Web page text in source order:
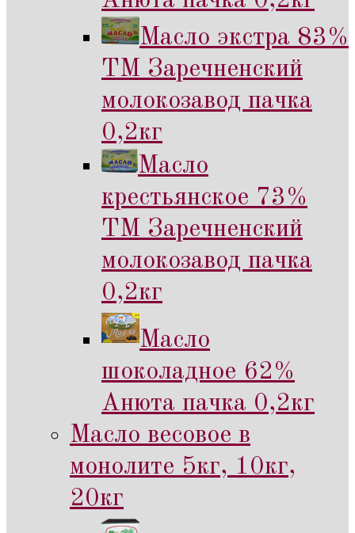
Масло экстра 83%
ТМ Заречненский
молокозавод пачка
0,2кг
Масло
крестьянское 73%
ТМ Заречненский
молокозавод пачка
0,2кг
Масло
шоколадное 62%
Анюта пачка 0,2кг
Масло весовое в
монолите 5кг, 10кг,
20кг